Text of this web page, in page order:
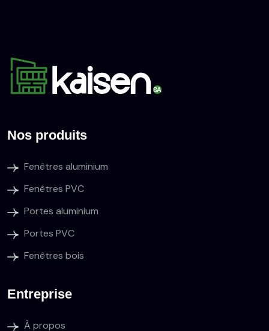
Nos produits
Fenêtres aluminium
Fenêtres PVC
Portes aluminium
Portes PVC
Fenêtres bois
Entreprise
À propos